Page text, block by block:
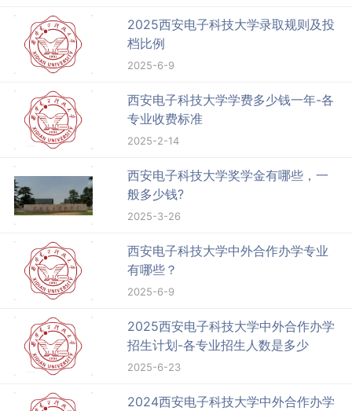
2025西安电子科技大学录取规则及投
档比例
2025-6-9
西安电子科技大学学费多少钱一年-各
专业收费标准
2025-2-14
西安电子科技大学奖学金有哪些，一
般多少钱?
2025-3-26
西安电子科技大学中外合作办学专业
有哪些？
2025-6-9
2025西安电子科技大学中外合作办学
招生计划-各专业招生人数是多少
2025-6-23
2024西安电子科技大学中外合作办学